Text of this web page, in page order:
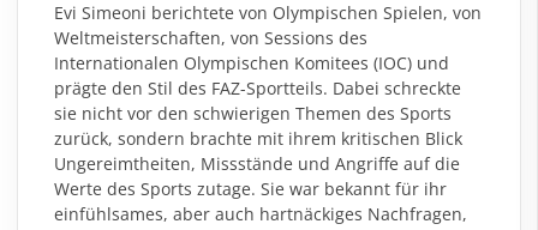
Evi Simeoni berichtete von Olympischen Spielen, von
Weltmeisterschaften, von Sessions des
Internationalen Olympischen Komitees (IOC) und
prägte den Stil des FAZ-Sportteils. Dabei schreckte
sie nicht vor den schwierigen Themen des Sports
zurück, sondern brachte mit ihrem kritischen Blick
Ungereimtheiten, Missstände und Angriffe auf die
Werte des Sports zutage. Sie war bekannt für ihr
einfühlsames, aber auch hartnäckiges Nachfragen,